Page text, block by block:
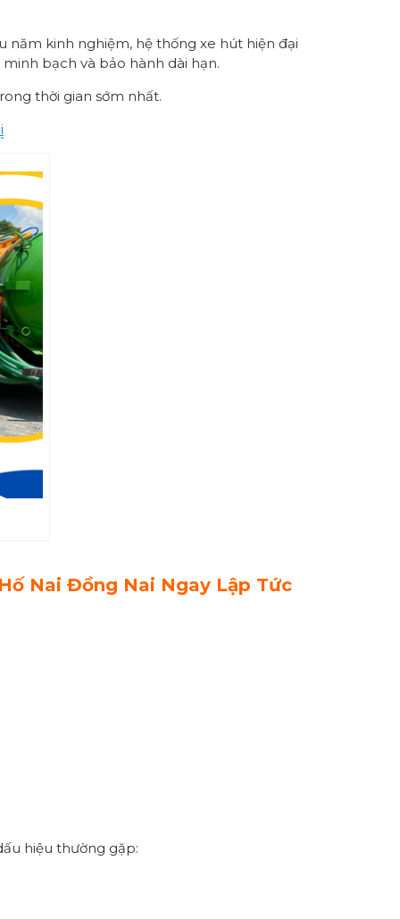
năm kinh nghiệm, hệ thống xe hút hiện đại
bạch và bảo hành dài hạn.
thời gian sớm nhất.
Nai Đồng Nai Ngay Lập Tức
hiệu thường gặp: